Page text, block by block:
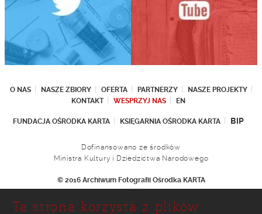
O NAS NASZE ZBIORY OFERTA PARTNERZY
NASZE PROJEKTY
KONTAKT
WESPRZYJ NAS EN
FUNDACJA OŚRODKA KARTA KSIĘGARNIA OŚRODKA KARTA BIP
Dofinansowano ze środków
Ministra Kultury i Dziedzictwa Narodowego
© 2016 Archiwum Fotografii Ośrodka KARTA
Ul. Narbutta 29
Ta strona korzysta z plików